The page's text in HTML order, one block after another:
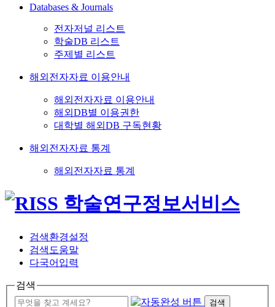
Databases & Journals
전자저널 리스트
학술DB 리스트
주제별 리스트
해외전자자료 이용안내
해외전자자료 이용안내
해외DB별 이용권한
대학별 해외DB 구독현황
해외전자자료 통계
해외전자자료 통계
검색환경설정
검색도움말
다국어입력
검색
검색